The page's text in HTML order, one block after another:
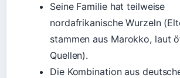
Seine Familie hat teilweise
nordafrikanische Wurzeln
stammen aus Marokko, laut
Quellen).
Die Kombination aus